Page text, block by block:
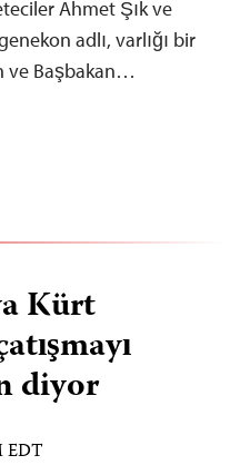
Ahmet Şık ve
adlı, varlığı bir
ve Başbakan…
Kürt
diyor
EDT